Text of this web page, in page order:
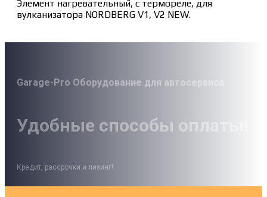
Элемент нагревательный, с термореле, для
вулканизатора NORDBERG V1, V2 NEW.
Garage-Pro Оборудование для автосервиса
Удобные способы оплаты!
Кредит, рассрочки и лизинг!